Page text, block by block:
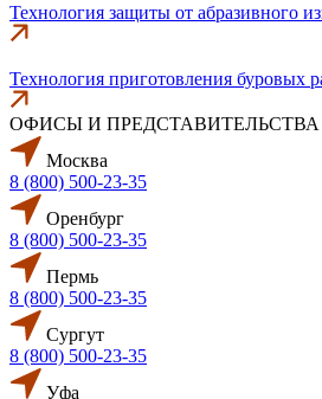
Технология защиты от абразивного
Технология приготовления буровых
ОФИСЫ И ПРЕДСТАВИТЕЛЬСТВА
Москва
8 (800) 500-23-35
Оренбург
8 (800) 500-23-35
Пермь
8 (800) 500-23-35
Сургут
8 (800) 500-23-35
Уфа